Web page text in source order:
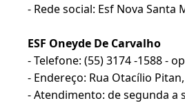
- Rede social: Esf Nova Santa
ESF Oneyde De Carvalho
- Telefone: (55) 3174 -1588 -
- Endereço: Rua Otacílio
- Atendimento: de segunda a